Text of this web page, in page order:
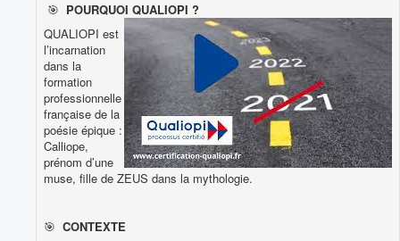
🎯 POURQUOI QUALIOPI ?
QUALIOPI est
l’incarnation
dans la
formation
professionnelle
française de la
poésie épique :
Calliope,
prénom d’une
muse, fille de ZEUS dans la mythologie.
🎯 CONTEXTE